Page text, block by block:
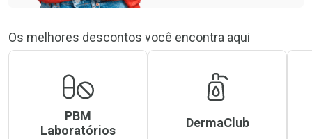
Os melhores descontos você encontra aqui
PBM
Laboratórios
DermaClub